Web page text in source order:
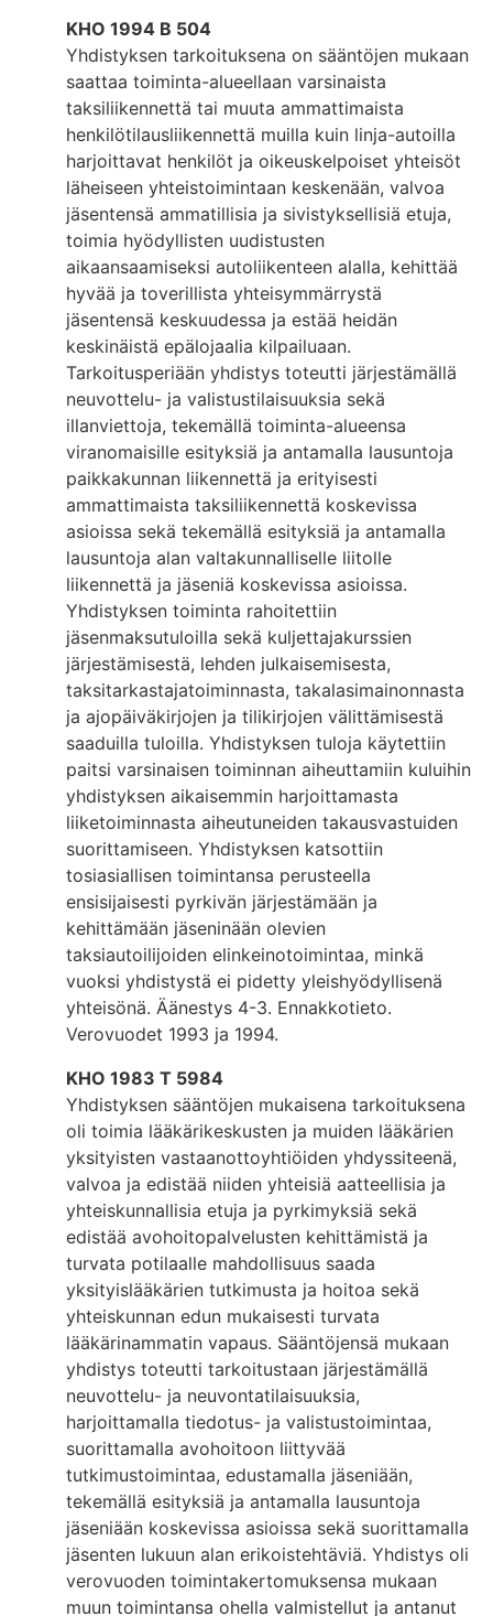
KHO 1994 B 504
Yhdistyksen tarkoituksena on sääntöjen mukaan
saattaa toiminta-alueellaan varsinaista
taksiliikennettä tai muuta ammattimaista
henkilötilausliikennettä muilla kuin linja-autoilla
harjoittavat henkilöt ja oikeuskelpoiset yhteisöt
läheiseen yhteistoimintaan keskenään, valvoa
jäsentensä ammatillisia ja sivistyksellisiä etuja,
toimia hyödyllisten uudistusten
aikaansaamiseksi autoliikenteen alalla, kehittää
hyvää ja toverillista yhteisymmärrystä
jäsentensä keskuudessa ja estää heidän
keskinäistä epälojaalia kilpailuaan.
Tarkoitusperiään yhdistys toteutti järjestämällä
neuvottelu- ja valistustilaisuuksia sekä
illanviettoja, tekemällä toiminta-alueensa
viranomaisille esityksiä ja antamalla lausuntoja
paikkakunnan liikennettä ja erityisesti
ammattimaista taksiliikennettä koskevissa
asioissa sekä tekemällä esityksiä ja antamalla
lausuntoja alan valtakunnalliselle liitolle
liikennettä ja jäseniä koskevissa asioissa.
Yhdistyksen toiminta rahoitettiin
jäsenmaksutuloilla sekä kuljettajakurssien
järjestämisestä, lehden julkaisemisesta,
taksitarkastajatoiminnasta, takalasimainonnasta
ja ajopäiväkirjojen ja tilikirjojen välittämisestä
saaduilla tuloilla. Yhdistyksen tuloja käytettiin
paitsi varsinaisen toiminnan aiheuttamiin kuluihin
yhdistyksen aikaisemmin harjoittamasta
liiketoiminnasta aiheutuneiden takausvastuiden
suorittamiseen. Yhdistyksen katsottiin
tosiasiallisen toimintansa perusteella
ensisijaisesti pyrkivän järjestämään ja
kehittämään jäseninään olevien
taksiautoilijoiden elinkeinotoimintaa, minkä
vuoksi yhdistystä ei pidetty yleishyödyllisenä
yhteisönä. Äänestys 4-3. Ennakkotieto.
Verovuodet 1993 ja 1994.
KHO 1983 T 5984
Yhdistyksen sääntöjen mukaisena tarkoituksena
oli toimia lääkärikeskusten ja muiden lääkärien
yksityisten vastaanottoyhtiöiden yhdyssiteenä,
valvoa ja edistää niiden yhteisiä aatteellisia ja
yhteiskunnallisia etuja ja pyrkimyksiä sekä
edistää avohoitopalvelusten kehittämistä ja
turvata potilaalle mahdollisuus saada
yksityislääkärien tutkimusta ja hoitoa sekä
yhteiskunnan edun mukaisesti turvata
lääkärinammatin vapaus. Sääntöjensä mukaan
yhdistys toteutti tarkoitustaan järjestämällä
neuvottelu- ja neuvontatilaisuuksia,
harjoittamalla tiedotus- ja valistustoimintaa,
suorittamalla avohoitoon liittyvää
tutkimustoimintaa, edustamalla jäseniään,
tekemällä esityksiä ja antamalla lausuntoja
jäseniään koskevissa asioissa sekä suorittamalla
jäsenten lukuun alan erikoistehtäviä. Yhdistys oli
verovuoden toimintakertomuksensa mukaan
muun toimintansa ohella valmistellut ja antanut